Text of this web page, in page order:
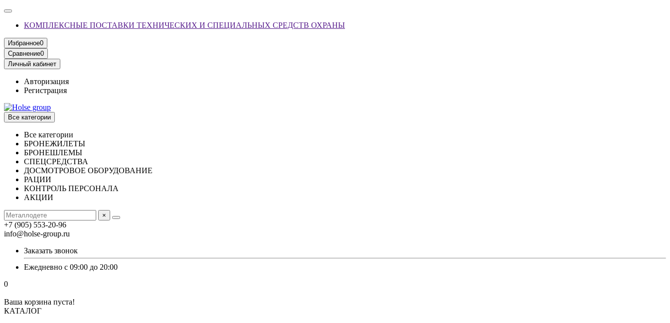
КОМПЛЕКСНЫЕ ПОСТАВКИ ТЕХНИЧЕСКИХ И СПЕЦИАЛЬНЫХ СРЕДСТВ ОХРАНЫ
Избранное0
Сравнение0
Личный кабинет
Авторизация
Регистрация
Все категории
Все категории
БРОНЕЖИЛЕТЫ
БРОНЕШЛЕМЫ
СПЕЦСРЕДСТВА
ДОСМОТРОВОЕ ОБОРУДОВАНИЕ
РАЦИИ
КОНТРОЛЬ ПЕРСОНАЛА
АКЦИИ
×
+7 (905) 553-20-96
info@holse-group.ru
Заказать звонок
Ежедневно с 09:00 до 20:00
0
Ваша корзина пуста!
КАТАЛОГ